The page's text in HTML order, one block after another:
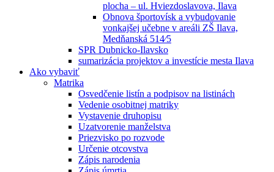
plocha – ul. Hviezdoslavova, Ilava
Obnova športovísk a vybudovanie
vonkajšej učebne v areáli ZŠ Ilava,
Medňanská 514⁄5
SPR Dubnicko-Ilavsko
sumarizácia projektov a investície mesta Ilava
Ako vybaviť
Matrika
Osvedčenie listín a podpisov na listinách
Vedenie osobitnej matriky
Vystavenie druhopisu
Uzatvorenie manželstva
Priezvisko po rozvode
Určenie otcovstva
Zápis narodenia